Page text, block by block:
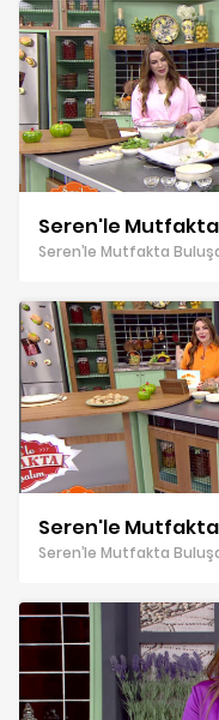
Seren'le Mutfakta
Seren’le Mutfakta
Seren'le Mutfakta
Seren’le Mutfakta